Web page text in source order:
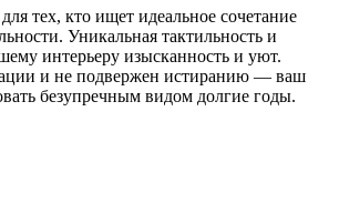
тех, кто ищет идеальное сочетание
Уникальная тактильность и
интерьеру изысканность и уют.
и не подвержен истиранию — ваш
безупречным видом долгие годы.